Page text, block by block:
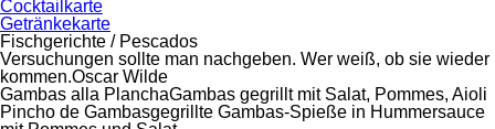
Cocktailkarte
Getränkekarte
Fischgerichte / Pescados
Versuchungen sollte man nachgeben. Wer weiß, ob sie wieder
kommen.Oscar Wilde
Gambas alla PlanchaGambas gegrillt mit Salat, Pommes, Aioli
Pincho de Gambasgegrillte Gambas-Spieße in Hummersauce